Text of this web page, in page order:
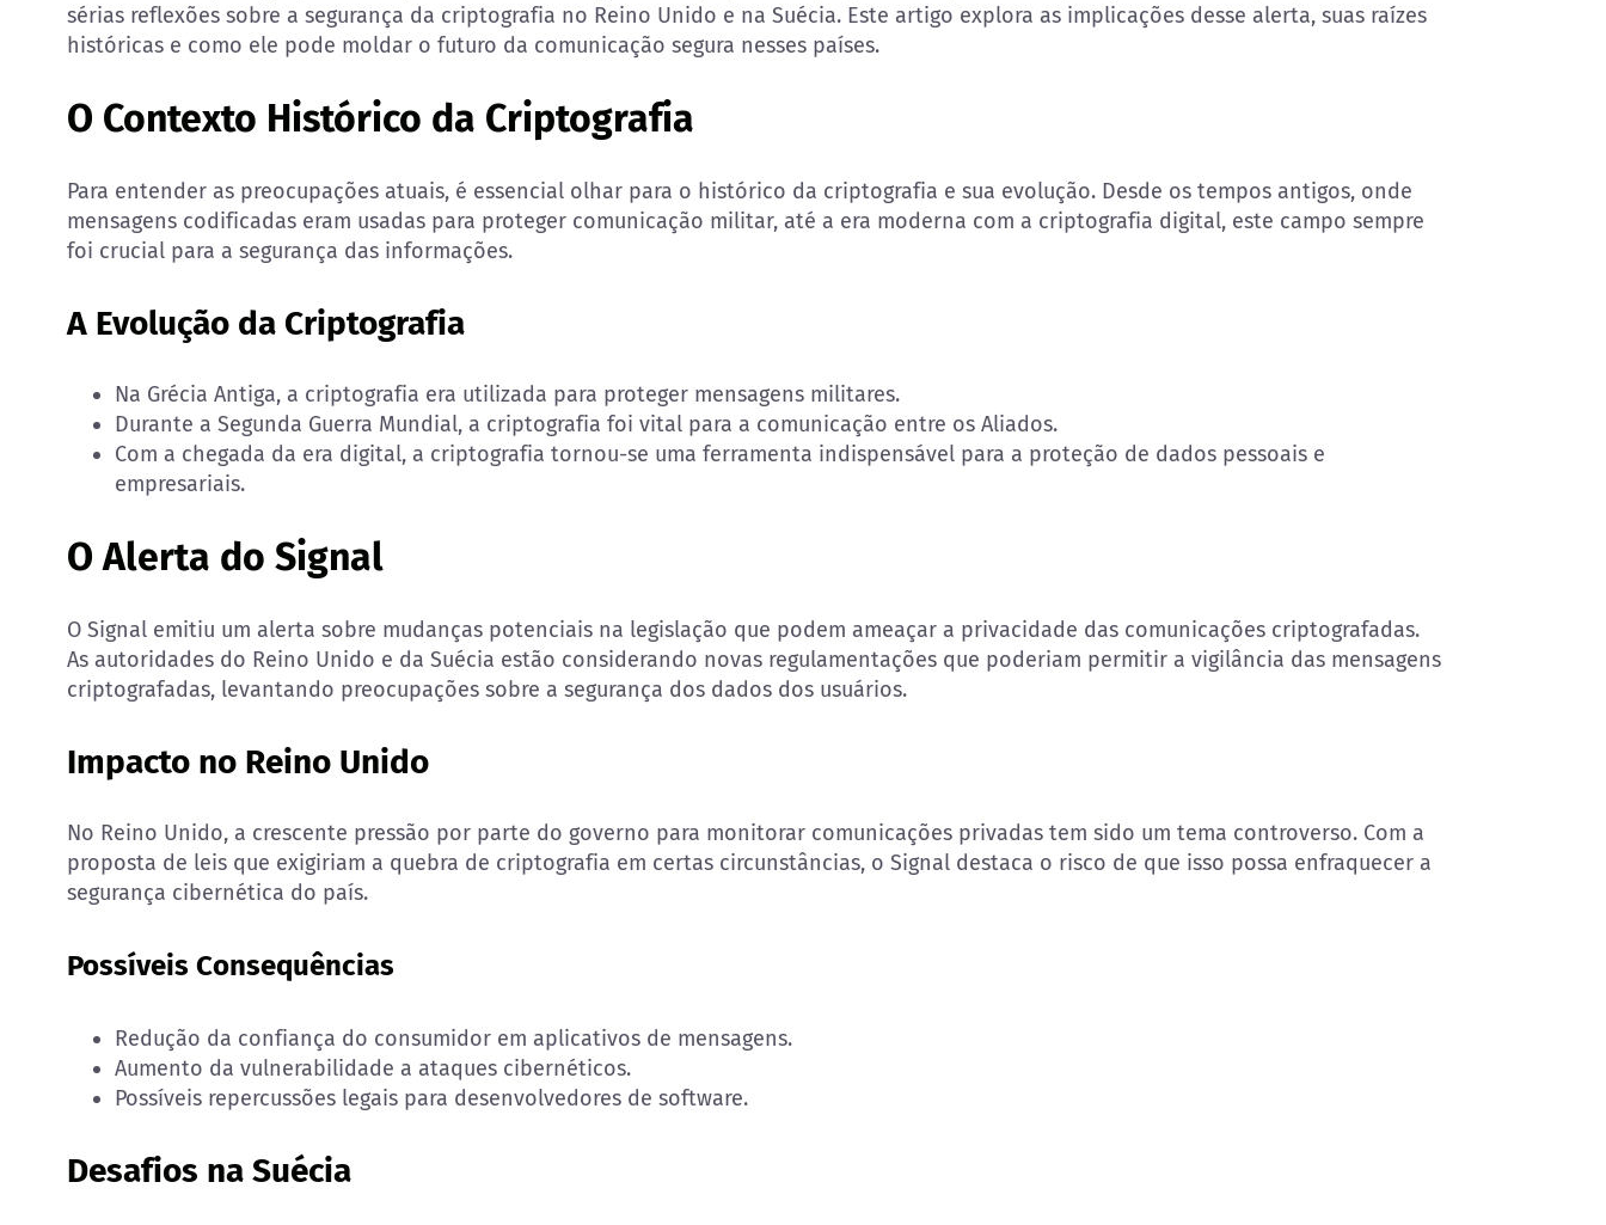
sérias reflexões sobre a segurança da criptografia no Reino Unido e na Suécia. Este artigo explora as implicações desse alerta, suas raízes
históricas e como ele pode moldar o futuro da comunicação segura nesses países.
O Contexto Histórico da Criptografia
Para entender as preocupações atuais, é essencial olhar para o histórico da criptografia e sua evolução. Desde os tempos antigos, onde
mensagens codificadas eram usadas para proteger comunicação militar, até a era moderna com a criptografia digital, este campo sempre
foi crucial para a segurança das informações.
A Evolução da Criptografia
Na Grécia Antiga, a criptografia era utilizada para proteger mensagens militares.
Durante a Segunda Guerra Mundial, a criptografia foi vital para a comunicação entre os Aliados.
Com a chegada da era digital, a criptografia tornou-se uma ferramenta indispensável para a proteção de dados pessoais e
empresariais.
O Alerta do Signal
O Signal emitiu um alerta sobre mudanças potenciais na legislação que podem ameaçar a privacidade das comunicações criptografadas.
As autoridades do Reino Unido e da Suécia estão considerando novas regulamentações que poderiam permitir a vigilância das mensagens
criptografadas, levantando preocupações sobre a segurança dos dados dos usuários.
Impacto no Reino Unido
No Reino Unido, a crescente pressão por parte do governo para monitorar comunicações privadas tem sido um tema controverso. Com a
proposta de leis que exigiriam a quebra de criptografia em certas circunstâncias, o Signal destaca o risco de que isso possa enfraquecer a
segurança cibernética do país.
Possíveis Consequências
Redução da confiança do consumidor em aplicativos de mensagens.
Aumento da vulnerabilidade a ataques cibernéticos.
Possíveis repercussões legais para desenvolvedores de software.
Desafios na Suécia